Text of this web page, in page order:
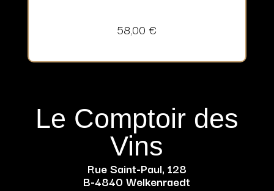
58,00 €
Le Comptoir des
Vins
Rue Saint-Paul, 128
B-4840 Welkenraedt